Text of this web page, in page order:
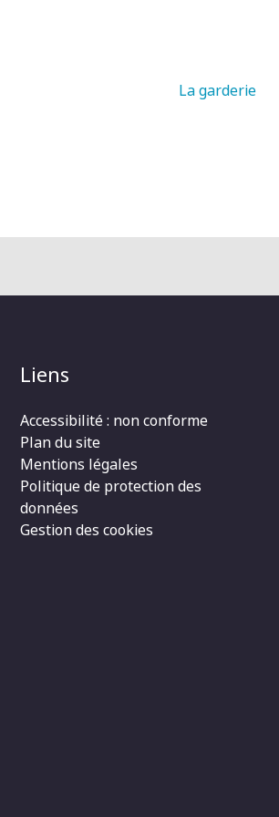
La garderie
Liens
Accessibilité : non conforme
Plan du site
Mentions légales
Politique de protection des
données
Gestion des cookies